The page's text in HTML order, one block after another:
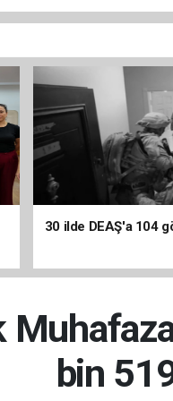
30 ilde DEAŞ'a 104
bin